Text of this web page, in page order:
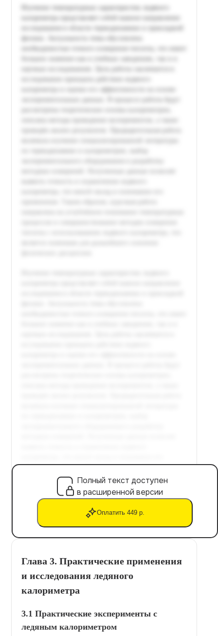
Полный текст доступен
в расширенной версии
Оплатить 449 р.
Глава 3. Практические применения
и исследования ледяного
калориметра
3.1 Практические эксперименты с
ледяным калориметром